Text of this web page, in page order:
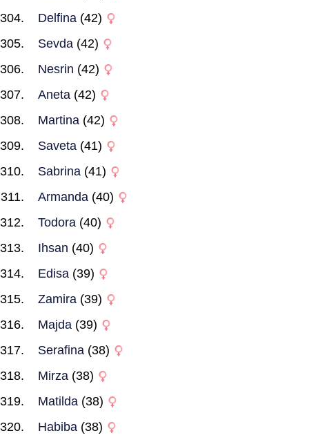
Delfina (42)
Sevda (42)
Nesrin (42)
Aneta (42)
Martina (42)
Saveta (41)
Sabrina (41)
Armanda (40)
Todora (40)
Ihsan (40)
Edisa (39)
Zamira (39)
Majda (39)
Serafina (38)
Mirza (38)
Matilda (38)
Habiba (38)